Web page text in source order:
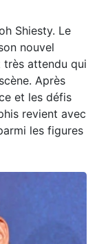
Shiesty. Le
nouvel
très attendu qui
Après
et les défis
revient avec
les figures